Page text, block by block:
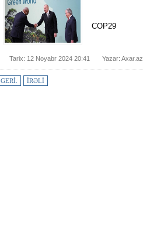
COP29
Tarix: 12 Noyabr 2024 20:41 Yazar: Axar.az
GERİ. İRƏLİ